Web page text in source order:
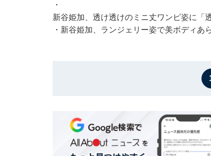
・
新谷姫加、透け透けのミニ丈ワンピ姿に「
・ 新谷姫加、ランジェリー姿で美ボディあ